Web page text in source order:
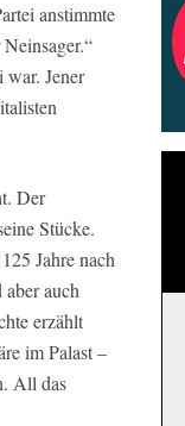
anstimmte
Jener
Der
Stücke.
Jahre nach
auch
erzählt
im Palast –
All das